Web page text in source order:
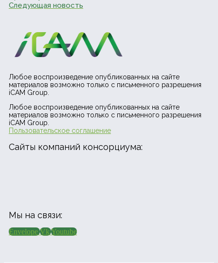
Следующая новость
Любое воспроизведение опубликованных на сайте
материалов возможно только с письменного разрешения
iCAM Group.
Любое воспроизведение опубликованных на сайте
материалов возможно только с письменного разрешения
iCAM Group.
Пользовательское соглашение
Сайты компаний консорциума:
Мы на связи:
Envelope Vk Youtube